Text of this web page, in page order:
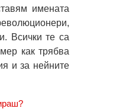
имената
Всички те са
как трябва
и за нейните